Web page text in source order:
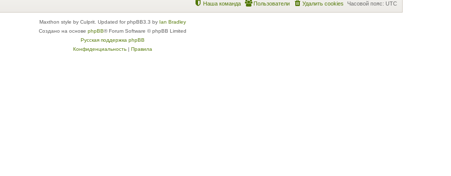
Часовой пояс: UTC
Удалить cookies
Пользователи
Наша команда
Maxthon style by Culprit. Updated for phpBB3.3 by Ian Bradley
Создано на основе phpBB® Forum Software © phpBB Limited
Русская поддержка phpBB
Конфиденциальность| Правила